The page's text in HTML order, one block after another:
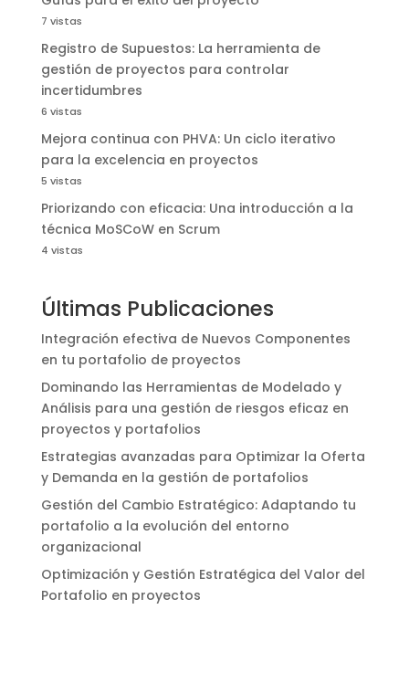
7 vistas
Registro de Supuestos: La herramienta de
gestión de proyectos para controlar
incertidumbres
6 vistas
Mejora continua con PHVA: Un ciclo iterativo
para la excelencia en proyectos
5 vistas
Priorizando con eficacia: Una introducción a la
técnica MoSCoW en Scrum
4 vistas
Últimas Publicaciones
Integración efectiva de Nuevos Componentes
en tu portafolio de proyectos
Dominando las Herramientas de Modelado y
Análisis para una gestión de riesgos eficaz en
proyectos y portafolios
Estrategias avanzadas para Optimizar la Oferta
y Demanda en la gestión de portafolios
Gestión del Cambio Estratégico: Adaptando tu
portafolio a la evolución del entorno
organizacional
Optimización y Gestión Estratégica del Valor del
Portafolio en proyectos